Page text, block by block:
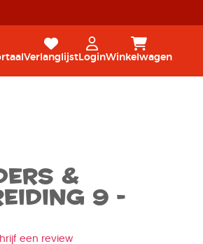
Verlanglijst LoginWinkelwagen
&
9 -
een review